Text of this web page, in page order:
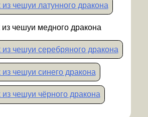
чешуи латунного дракона
чешуи медного дракона
чешуи серебряного дракона
чешуи синего дракона
чешуи чёрного дракона